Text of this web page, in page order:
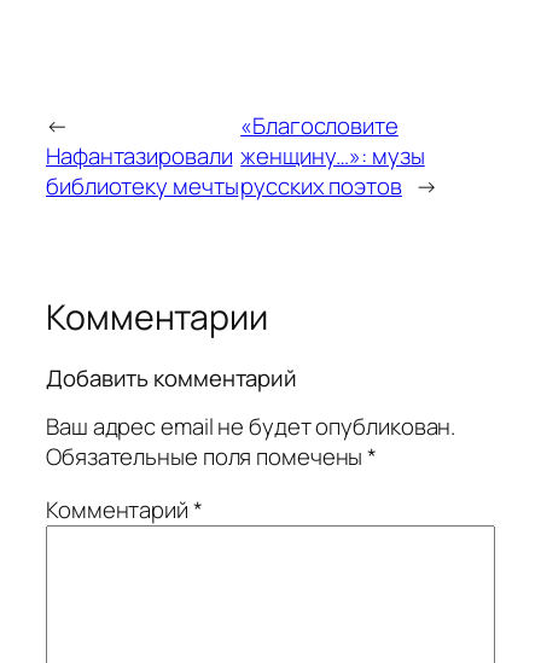
←
Нафантазировали
библиотеку мечты
«Благословите
женщину…»: музы
русских поэтов →
Комментарии
Добавить комментарий
Ваш адрес email не будет опубликован.
Обязательные поля помечены*
Комментарий*